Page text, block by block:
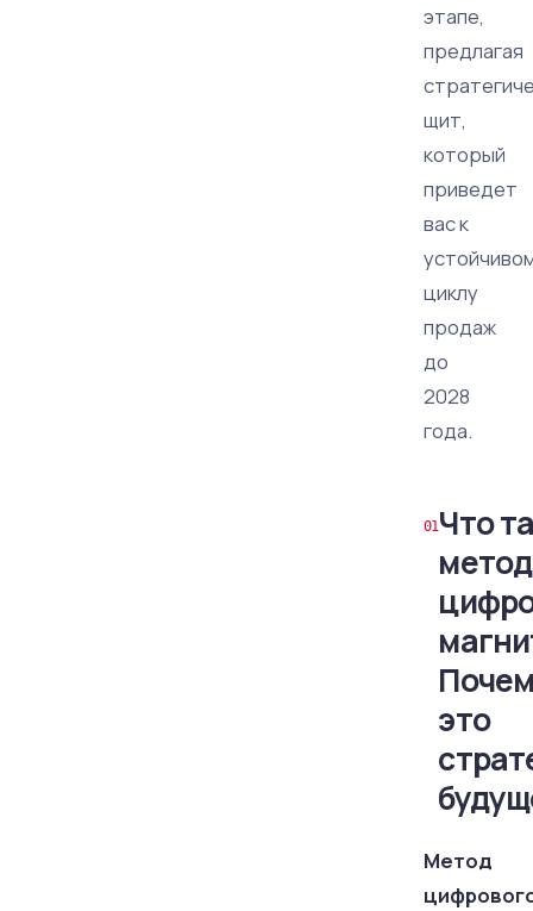
этапе,
предлагая
щит,
который
приведет
вас к
циклу
продаж
до
2028
года.
Что
метод
это
Метод